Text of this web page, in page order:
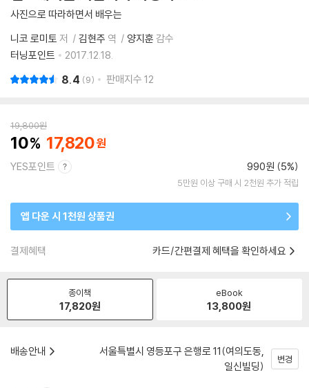
사진으로 따라하면서 배우는
니코 로미토 저 김현주 역 양지훈 감수
터닝포인트
2017.12.18.
8.4 9 판매지수 12
19,800원
10 17,820
YES포인트 990원 (5%)
5만원 이상 구매 시 2천원 추가 적립
앱 다운 시 1천원 상품권
결제혜택 카드/간편결제 혜택을 확인하세요
종이책
17,820원
eBook
13,800원
배송안내
서울특별시 영등포구 은행로 11(여의도동,
일신빌딩)
변경